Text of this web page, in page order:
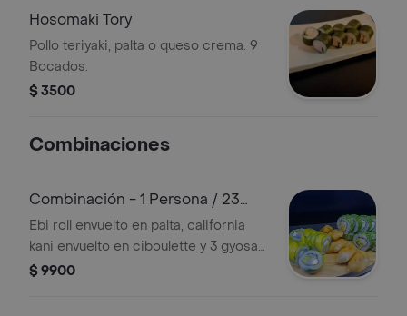
Hosomaki Tory
Pollo teriyaki, palta o queso crema. 9
Bocados.
$ 3500
Combinaciones
Combinación - 1 Persona / 23
Piezas
Ebi roll envuelto en palta, california
kani envuelto en ciboulette y 3 gyosas
de cerdo.
$ 9900